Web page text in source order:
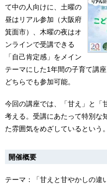
て中の人向けに、土曜の
昼はリアル参加（大阪府
箕面市）、木曜の夜はオ
ンラインで受講できる
「自己肯定感」をメイン
テーマにした1年間の子育て講
どちらでも参加可能。
今回の講座では、「甘え」と「
考える。受講にあたって特別な
た雰囲気をめざしているという。
開催概要
テーマ：「甘えと甘やかしの違